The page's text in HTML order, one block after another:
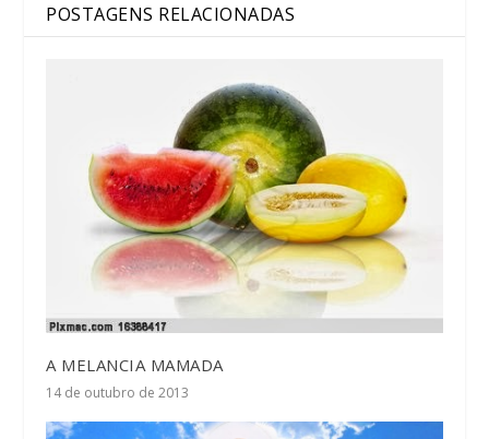
POSTAGENS RELACIONADAS
A MELANCIA MAMADA
14 de outubro de 2013